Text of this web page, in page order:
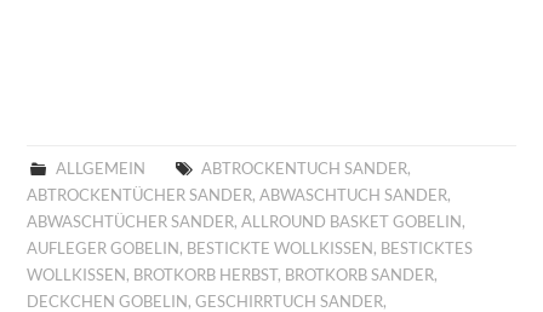
ALLGEMEIN ABTROCKENTUCH SANDER,
ABTROCKENTÜCHER SANDER,ABWASCHTUCH SANDER,
ABWASCHTÜCHER SANDER,ALLROUND BASKET GOBELIN ,
AUFLEGER GOBELIN , BESTICKTE WOLLKISSEN , BESTICKTES
WOLLKISSEN , BROTKORB HERBST, BROTKORB SANDER,
DECKCHEN GOBELIN ,GESCHIRRTUCH SANDER,